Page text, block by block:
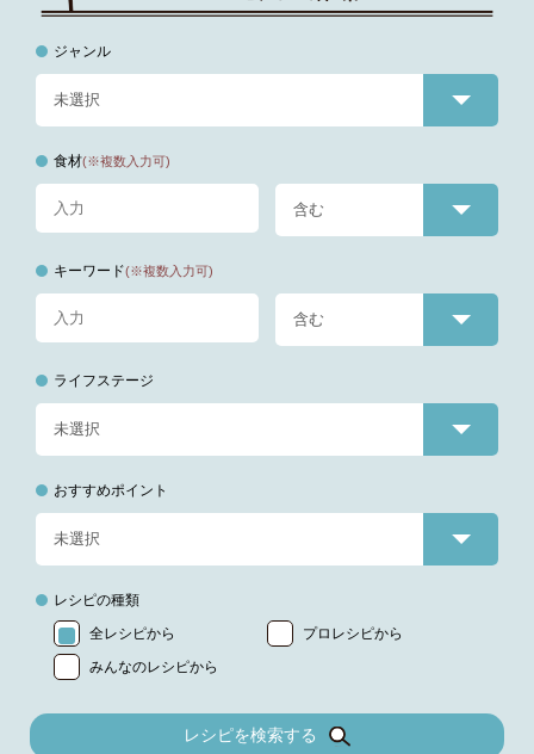
ジャンル
食材(※複数入力可)
キーワード(※複数入力可)
ライフステージ
おすすめポイント
レシピの種類
全レシピから
プロレシピから
みんなのレシピから
レシピを検索する